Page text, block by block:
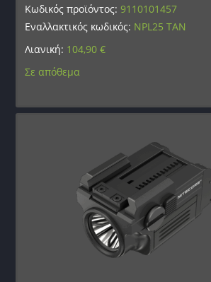
Κωδικός προϊόντος:9110101457
Εναλλακτικός κωδικός: NPL25 TAN
Λιανική: 104,90€
Σε απόθεμα